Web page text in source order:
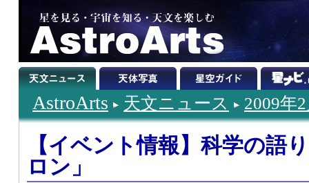
AstroArts 天文ニュース 2009年
【イベント情報】科学の語
ロン」